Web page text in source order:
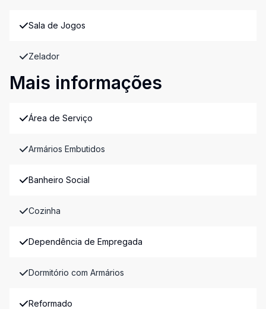
Sala de Jogos
Zelador
Mais informações
Área de Serviço
Armários Embutidos
Banheiro Social
Cozinha
Dependência de Empregada
Dormitório com Armários
Reformado